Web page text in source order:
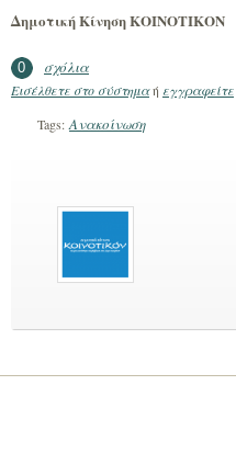
Δημοτική Κίνηση ΚΟΙΝΟΤΙΚΟΝ
0 σχόλια
Εισέλθετε στο σύστημαή εγγραφείτε
Tags: Ανακοίνωση